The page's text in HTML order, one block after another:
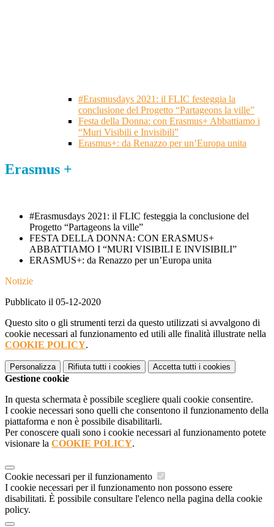
#Erasmusdays 2021: il FLIC festeggia la
conclusione del Progetto “Partageons la ville”
Festa della Donna: con Erasmus+ Abbattiamo i
“Muri Visibili e Invisibili”
Erasmus+: da Renazzo per un’Europa unita
Erasmus +
#Erasmusdays 2021: il FLIC festeggia la conclusione del
Progetto “Partageons la ville”
FESTA DELLA DONNA: CON ERASMUS+
ABBATTIAMO I “MURI VISIBILI E INVISIBILI”
ERASMUS+: da Renazzo per un’Europa unita
Notizie
Pubblicato il 05-12-2020
Questo sito o gli strumenti terzi da questo utilizzati si avvalgono di
cookie necessari al funzionamento ed utili alle finalità illustrate nella
COOKIE POLICY.
Personalizza Rifiuta tutti i cookies Accetta tutti i cookies
Gestione cookie
In questa schermata è possibile scegliere quali cookie consentire.
I cookie necessari sono quelli che consentono il funzionamento della
piattaforma e non è possibile disabilitarli.
Per conoscere quali sono i cookie necessari al funzionamento potete
visionare la COOKIE POLICY.
Cookie necessari per il funzionamento
I cookie necessari per il funzionamento non possono essere
disabilitati. È possibile consultare l'elenco nella pagina della cookie
policy.